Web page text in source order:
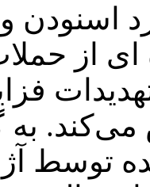
اسنودن و
ای از
به
توسط